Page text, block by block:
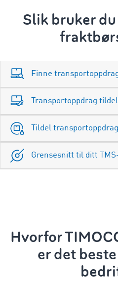
Slik bruker
Finne
Transportoppdrag
Tildel
Grensesnitt til ditt
Hvorfor
er det